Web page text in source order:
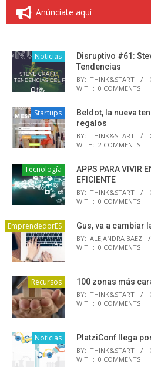
Anúnciate aquí
Noticias
Disruptivo #61:
Tendencias
BY: THINK&START
WITH: 0 COMMENTS
Startups
Beldot, la nueva
regalos
BY: THINK&START
WITH: 2 COMMENTS
Tecnología
APPS PARA VIVIR
EFICIENTE
BY: THINK&START
WITH: 0 COMMENTS
EmprendedorES Gus, va a cambiar
BY: ALEJANDRA BAEZ
WITH: 0 COMMENTS
Recursos 100 zonas más
BY: THINK&START
WITH: 0 COMMENTS
Noticias PlatziConf llega
BY: THINK&START
WITH: 0 COMMENTS